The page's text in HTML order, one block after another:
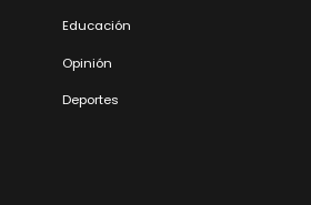
Educación
Opinión
Deportes